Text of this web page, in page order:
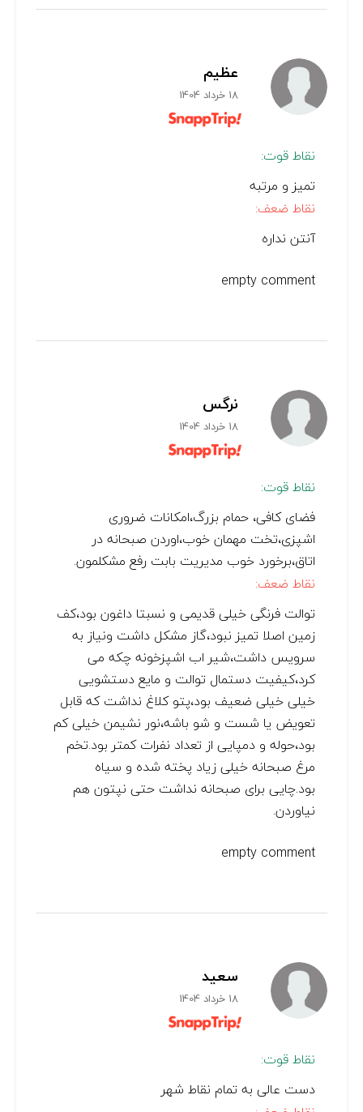
عظیم
18 خرداد 1404
نقاط قوت:
تمیز و مرتبه
نقاط ضعف:
آنتن نداره
empty comment
نرگس
18 خرداد 1404
نقاط قوت:
فضای کافی، حمام بزرگ،امکانات ضروری
اشپزی،تخت مهمان خوب،اوردن صبحانه در
اتاق،برخورد خوب مدیریت بابت رفع مشکلمون.
نقاط ضعف:
توالت فرنگی خیلی قدیمی و نسبتا داغون بود،کف
زمین اصلا تمیز نبود،گاز مشکل داشت و‌نیاز به
سرویس داشت،شیر اب اشپزخونه چکه می
کرد،کیفیت دستمال توالت و مایع دستشویی
خیلی خیلی ضعیف بود،پتو کلاغ نداشت که قابل
تعویض یا شست و شو باشه،نور نشیمن خیلی کم
بود،حوله و دمپایی از تعداد نفرات کمتر بود.تخم
مرغ صبحانه خیلی زیاد پخته شده و سیاه
بود.چایی برای صبحانه نداشت حتی نپتون هم
نیاوردن.
empty comment
سعید
18 خرداد 1404
نقاط قوت:
دست عالی به تمام نقاط شهر